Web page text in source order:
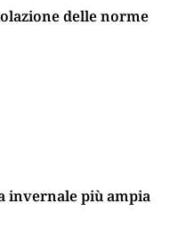
delle norme
invernale più ampia